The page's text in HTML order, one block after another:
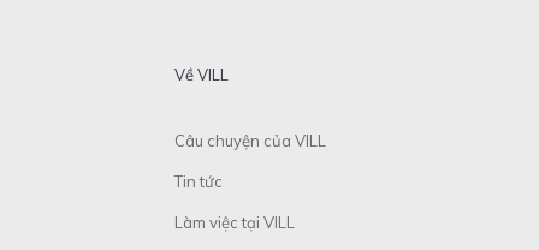
Về VILL
Câu chuyện của VILL
Tin tức
Làm việc tại VILL